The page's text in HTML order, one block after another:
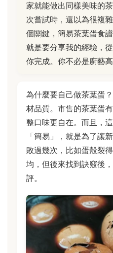
家就能做出同樣美味的
次嘗試時，還以為很複
個關鍵，簡易茶葉蛋食
就是要分享我的經驗，
你完成。你不必是廚藝
為什麼要自己做茶葉蛋
材品質。市售的茶葉蛋
整口味更自在。而且，
「簡易」，就是為了讓
敗過幾次，比如蛋殼裂
均，但後來找到訣竅後
評。